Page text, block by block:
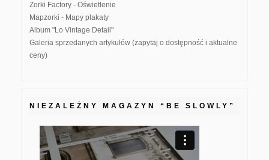
Zorki Factory - Oświetlenie
Mapzorki - Mapy plakaty
Album "Lo Vintage Detail"
Galeria sprzedanych artykułów (zapytaj o dostępność i aktualne
ceny)
NIEZALEŻNY MAGAZYN “BE SLOWLY”